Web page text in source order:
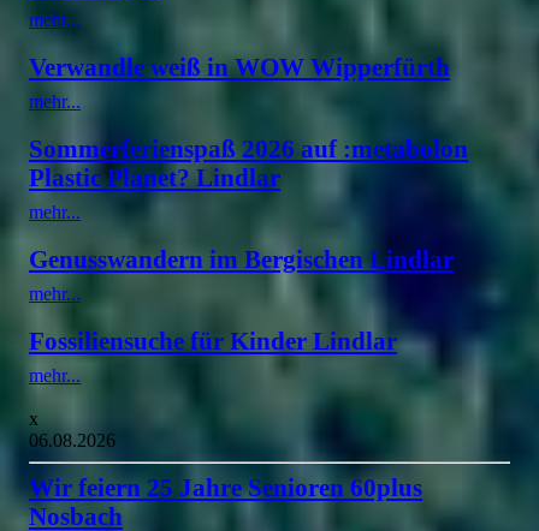
mehr...
Verwandle weiß in WOW Wipperfürth
mehr...
Sommerferienspaß 2026 auf :metabolon
Plastic Planet? Lindlar
mehr...
Genusswandern im Bergischen Lindlar
mehr...
Fossiliensuche für Kinder Lindlar
mehr...
x
06.08.2026
Wir feiern 25 Jahre Senioren 60plus
Nosbach